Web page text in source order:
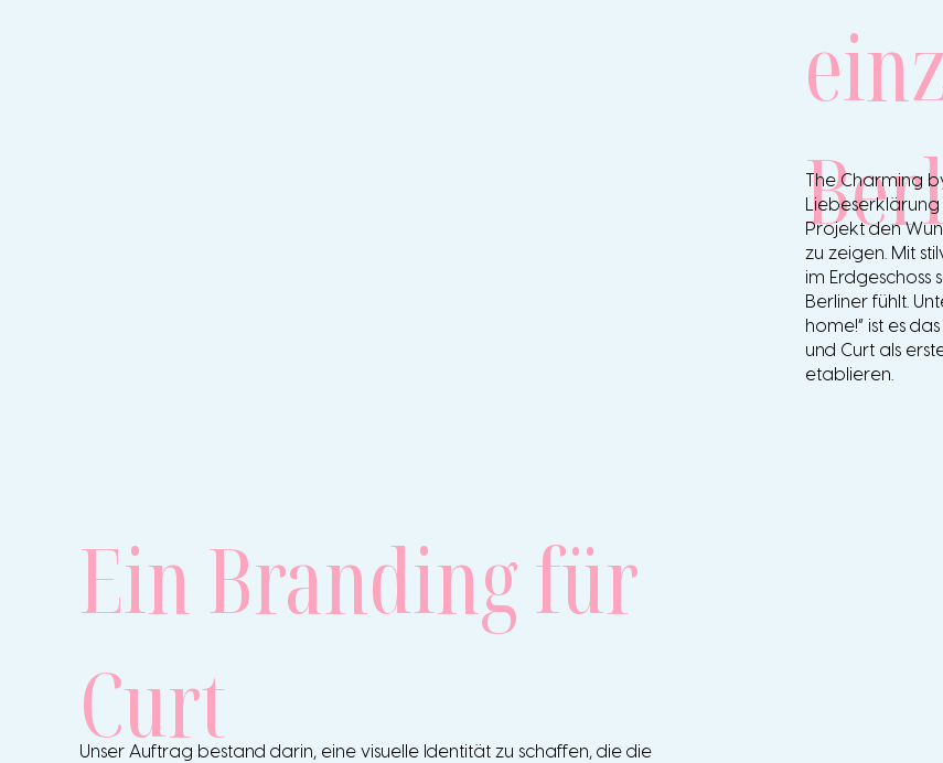
The Charming
Projekt den
zu zeigen. Mit
im Erdgeschoss
Berliner fühlt.
home!“ ist es
und Curt als
etablieren.
Ein Branding für
Curt
Unser Auftrag bestand darin, eine visuelle Identität zu schaffen, die die